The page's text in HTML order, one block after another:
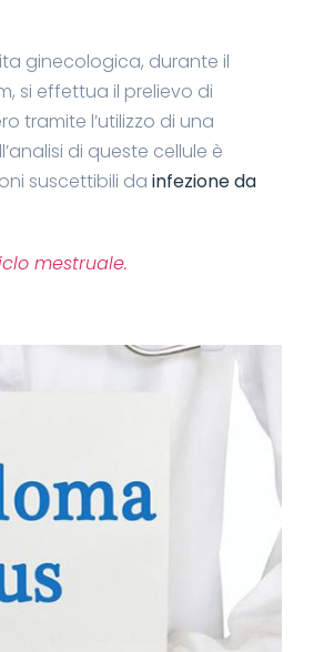
ginecologica, durante il
si effettua il prelievo di
tramite l’utilizzo di una
di queste cellule è
suscettibili da infezione da
mestruale.